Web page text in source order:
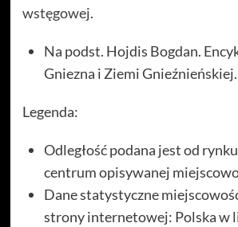
wstęgowej.
Na podst. Hojdis Bogdan.
Gniezna i Ziemi Gnieźnieńskiej.
Legenda:
Odległość podana jest od
centrum opisywanej
Dane statystyczne
strony internetowej: Polska w